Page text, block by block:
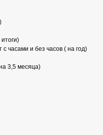
часами и без часов ( на год)
3,5 месяца)